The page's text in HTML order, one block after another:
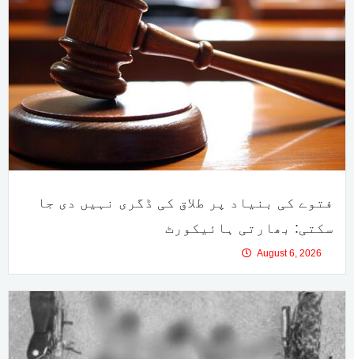
فتوے کی بنیاد پر طلاق کی ڈگری نہیں دی جا
سکتی: بھارتی ہائیکورٹ
August 6, 2026